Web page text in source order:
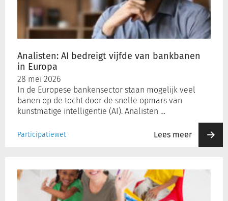
Analisten: AI bedreigt vijfde van bankbanen
in Europa
28 mei 2026
In de Europese bankensector staan mogelijk veel
banen op de tocht door de snelle opmars van
kunstmatige intelligentie (AI). Analisten …
Participatiewet Lees meer
bankbanen
Europa
kinderopvang